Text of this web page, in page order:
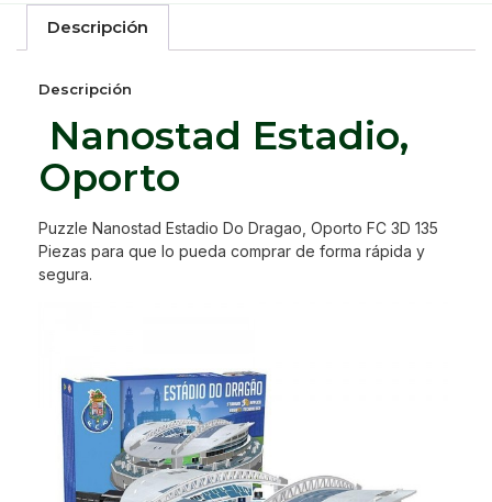
Descripción
Descripción
Nanostad Estadio,
Oporto
Puzzle Nanostad Estadio Do Dragao, Oporto FC 3D 135
Piezas para que lo pueda comprar de forma rápida y
segura.